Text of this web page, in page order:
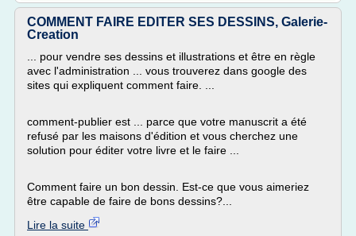
COMMENT FAIRE EDITER SES DESSINS, Galerie-
Creation
... pour vendre ses dessins et illustrations et être en règle
avec l'administration ... vous trouverez dans google des
sites qui expliquent comment faire. ...
comment-publier est ... parce que votre manuscrit a été
refusé par les maisons d'édition et vous cherchez une
solution pour éditer votre livre et le faire ...
Comment faire un bon dessin. Est-ce que vous aimeriez
être capable de faire de bons dessins?...
Lire la suite